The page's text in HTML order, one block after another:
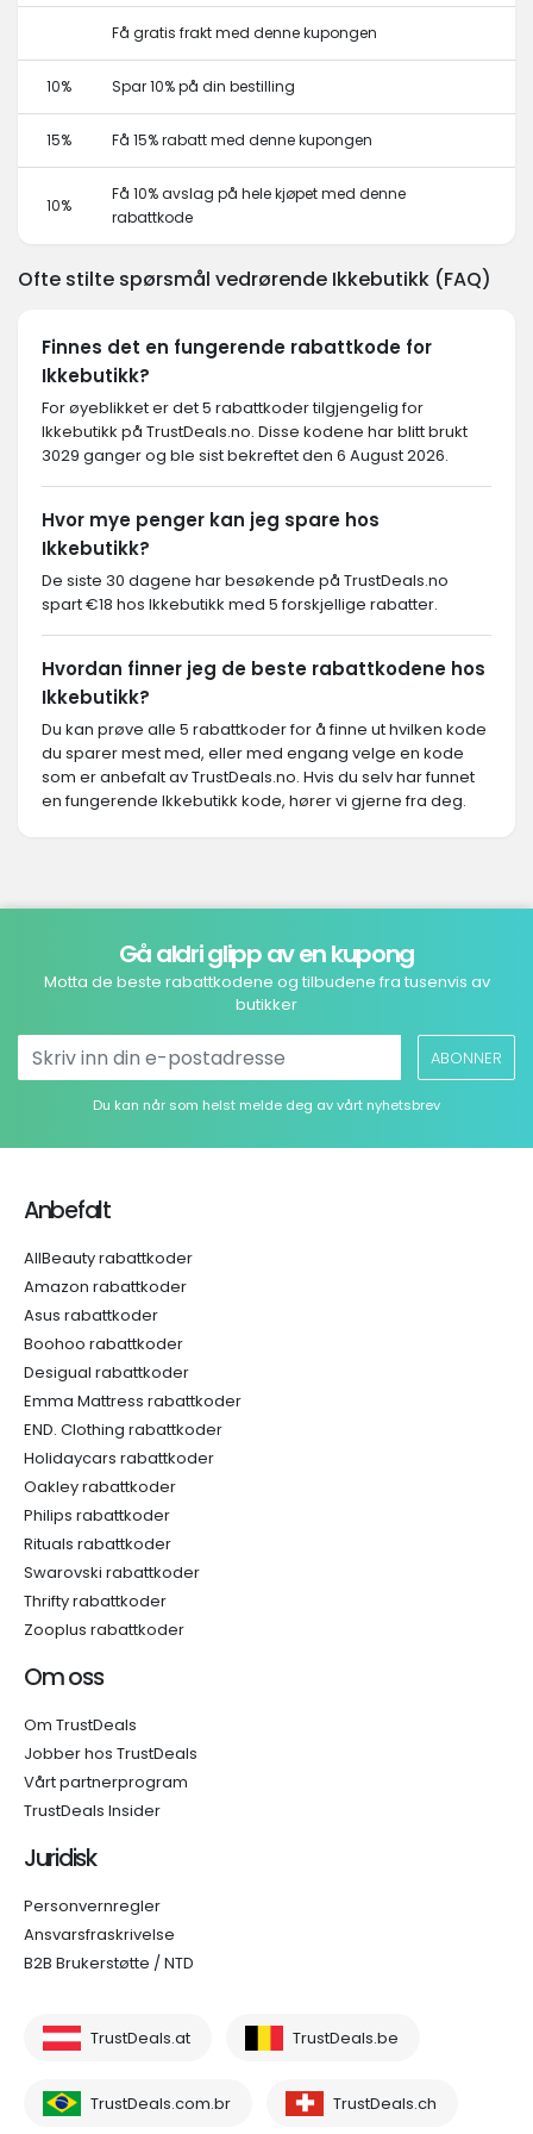
Få gratis frakt med denne kupongen
10% Spar 10% på din bestilling
15% Få 15% rabatt med denne kupongen
10%
Få 10% avslag på hele kjøpet med denne
rabattkode
Ofte stilte spørsmål vedrørende Ikkebutikk (FAQ)
Finnes det en fungerende rabattkode for
Ikkebutikk?
For øyeblikket er det 5 rabattkoder tilgjengelig for
Ikkebutikk på TrustDeals.no. Disse kodene har blitt brukt
3029 ganger og ble sist bekreftet den 6 August 2026.
Hvor mye penger kan jeg spare hos
Ikkebutikk?
De siste 30 dagene har besøkende på TrustDeals.no
spart €18 hos Ikkebutikk med 5 forskjellige rabatter.
Hvordan finner jeg de beste rabattkodene hos
Ikkebutikk?
Du kan prøve alle 5 rabattkoder for å finne ut hvilken kode
du sparer mest med, eller med engang velge en kode
som er anbefalt av TrustDeals.no. Hvis du selv har funnet
en fungerende Ikkebutikk kode, hører vi gjerne fra deg.
Gå aldri glipp av en kupong
Motta de beste rabattkodene og tilbudene fra tusenvis av
butikker
ABONNER
Du kan når som helst melde deg av vårt nyhetsbrev
Anbefalt
AllBeauty rabattkoder
Amazon rabattkoder
Asus rabattkoder
Boohoo rabattkoder
Desigual rabattkoder
Emma Mattress rabattkoder
END. Clothing rabattkoder
Holidaycars rabattkoder
Oakley rabattkoder
Philips rabattkoder
Rituals rabattkoder
Swarovski rabattkoder
Thrifty rabattkoder
Zooplus rabattkoder
Om oss
Om TrustDeals
Jobber hos TrustDeals
Vårt partnerprogram
TrustDeals Insider
Juridisk
Personvernregler
Ansvarsfraskrivelse
B2B Brukerstøtte / NTD
TrustDeals.at TrustDeals.be
TrustDeals.com.br TrustDeals.ch